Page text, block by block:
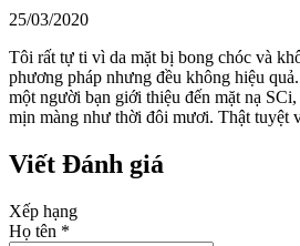
25/03/2020
Tôi rất tự ti vì da mặt bị bong chóc và
phương pháp nhưng đều không hiệu
một người bạn giới thiệu đến mặt nạ
mịn màng như thời đôi mươi. Thật tuyệt
Viết Đánh giá
Xếp hạng
Họ tên *